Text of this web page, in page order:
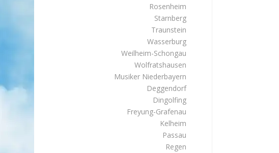
Rosenheim
Starnberg
Traunstein
Wasserburg
Weilheim-Schongau
Wolfratshausen
Musiker Niederbayern
Deggendorf
Dingolfing
Freyung-Grafenau
Kelheim
Passau
Regen